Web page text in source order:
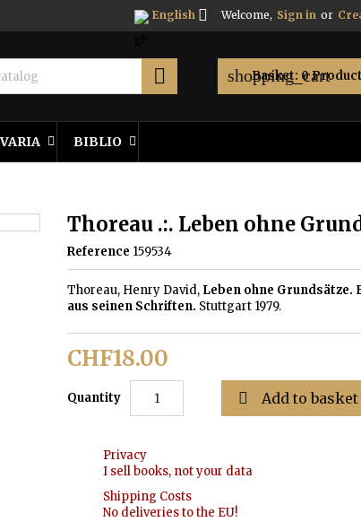
Welcome, Sign in or
English 
shopping_cart
Basket: 0

VARIA BIBLIO
Thoreau .:. Leben ohne
Reference 159534
Thoreau, Henry David, Leben ohne Grundsätze.
aus seinen Schriften. Stuttgart 1979.
CHF18.00
Quantity  Add to basket
Privacy
I sell books, not your data
Shipping Costs
No deliveries to the EU!